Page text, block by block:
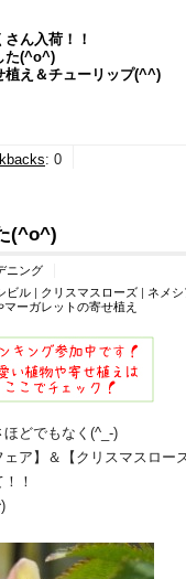
ん入荷！！
(^o^)ゞ
植え＆チューリップ(^^)
: 0
(^o^)ゞ
ニング
ビル | クリスマスローズ | ネメ
マーガレットの寄せ植え
どでもなく(^_-)
ェア】＆【クリスマスロー
！